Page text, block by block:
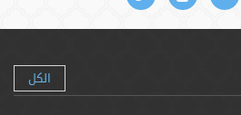
الكل